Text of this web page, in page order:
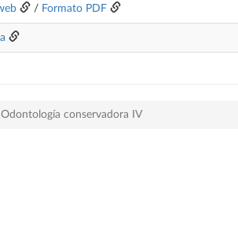
/ Formato PDF
Odontología conservadora IV